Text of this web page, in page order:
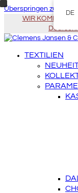
Überspringen zu
WIR KOMMEN
TEXTILIEN
DE